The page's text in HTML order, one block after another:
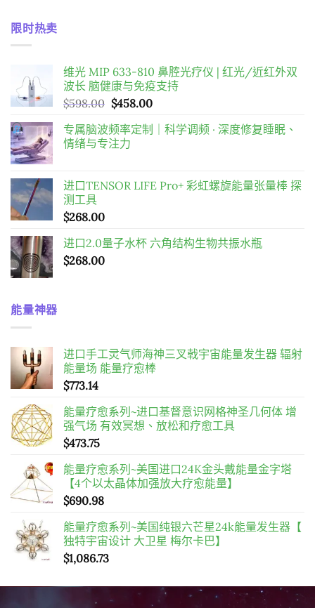
限时热卖
维光 MIP 633-810 鼻腔光疗仪 | 红光/近红外双
波长 脑健康与免疫支持
$598.00 原
價
格：
$458.00目
價
专属脑波频率定制｜科学调频 · 深度修复睡眠、
情绪与专注力
进口TENSOR LIFE Pro+ 彩虹螺旋能量张量棒 探
测工具
$268.00
进口2.0量子水杯 六角结构生物共振水瓶
$268.00
能量神器
进口手工灵气师海神三叉戟宇宙能量发生器 辐射
能量场 能量疗愈棒
$773.14
能量疗愈系列~进口基督意识网格神圣几何体 增
强气场 有效冥想、放松和疗愈工具
$473.75
能量疗愈系列~美国进口24K金头戴能量金字塔
【4个以太晶体加强放大疗愈能量】
$690.98
能量疗愈系列~美国纯银六芒星24k能量发生器【
独特宇宙设计 大卫星 梅尔卡巴】
$1,086.73